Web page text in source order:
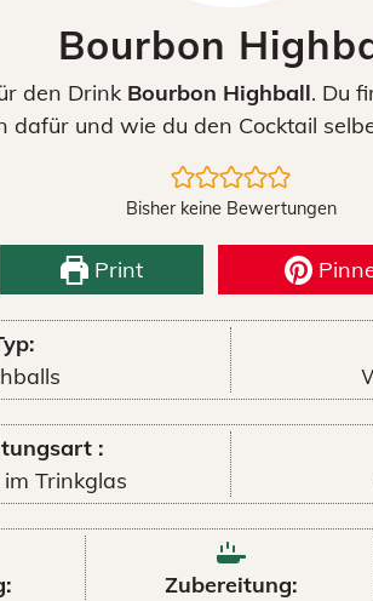
Bourbon
den Drink Bourbon Highball. Du
dafür und wie du den Cocktail
Bisher keine Bewertungen
Print
:
Trinkglas
Zubereitung: